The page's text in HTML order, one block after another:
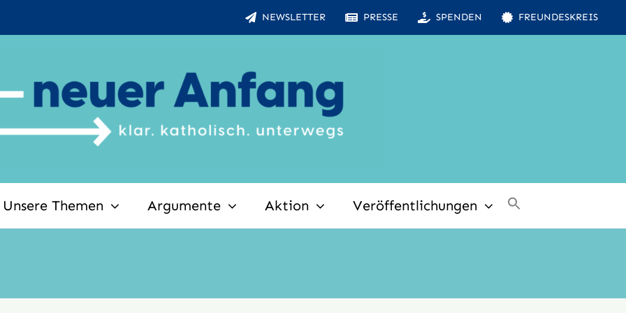
NEWSLETTER PRESSE SPENDEN FREUNDESKREIS
Unsere Themen Argumente Aktion Veröffentlichungen